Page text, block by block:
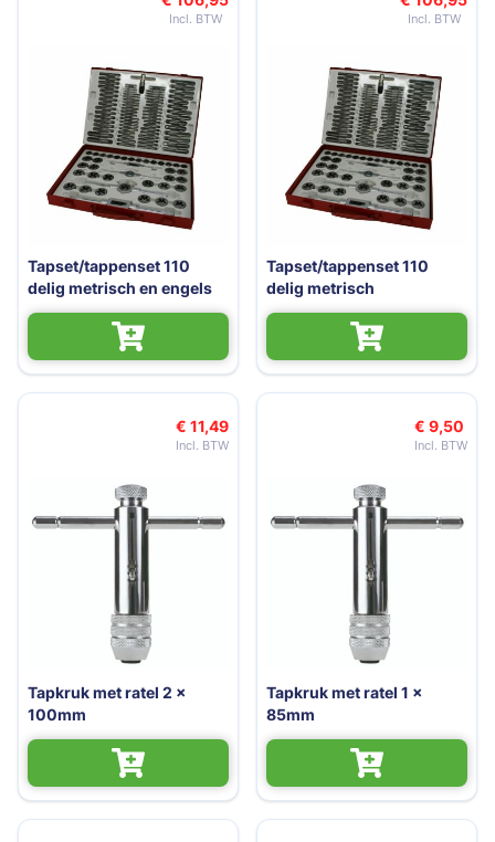
Tapset/tappenset 110
delig metrisch en engels
Tapset/tappenset 110
delig metrisch
€ 11,49
Tapkruk met ratel 2 x
100mm
€ 9,50
Tapkruk met ratel 1 x
85mm